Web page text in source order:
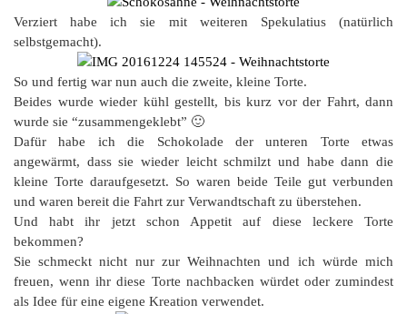
Verziert habe ich sie mit weiteren Spekulatius (natürlich
selbstgemacht).
So und fertig war nun auch die zweite, kleine Torte.
Beides wurde wieder kühl gestellt, bis kurz vor der Fahrt, dann
wurde sie “zusammengeklebt” 🙂
Dafür habe ich die Schokolade der unteren Torte etwas
angewärmt, dass sie wieder leicht schmilzt und habe dann die
kleine Torte daraufgesetzt. So waren beide Teile gut verbunden
und waren bereit die Fahrt zur Verwandtschaft zu überstehen.
Und habt ihr jetzt schon Appetit auf diese leckere Torte
bekommen?
Sie schmeckt nicht nur zur Weihnachten und ich würde mich
freuen, wenn ihr diese Torte nachbacken würdet oder zumindest
als Idee für eine eigene Kreation verwendet.